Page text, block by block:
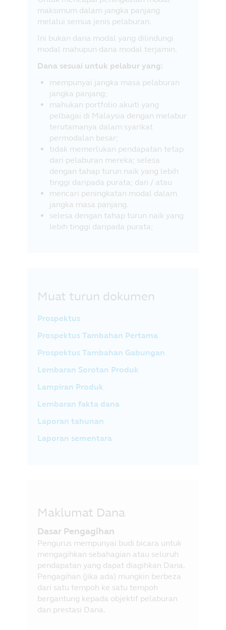
maksimum dalam jangka panjang
melalui semua jenis pelaburan.
Ini bukan dana modal yang dilindungi
modal mahupun dana modal terjamin.
Dana sesuai untuk pelabur yang:
mempunyai jangka masa pelaburan
jangka panjang;
mahukan portfolio akuiti yang
pelbagai di Malaysia dengan melabur
terutamanya dalam syarikat
permodalan besar;
tidak memerlukan pendapatan tetap
dari pelaburan mereka; selesa
dengan tahap turun naik yang lebih
tinggi daripada purata; dan / atau
mencari peningkatan modal dalam
jangka masa panjang.
selesa dengan tahap turun naik yang
lebih tinggi daripada purata;
Muat turun dokumen
Prospektus
Prospektus Tambahan Pertama
Prospektus Tambahan Gabungan
Lembaran Sorotan Produk
Lampiran Produk
Lembaran fakta dana
Laporan tahunan
Laporan sementara
Maklumat Dana
Dasar Pengagihan
Pengurus mempunyai budi bicara untuk
mengagihkan sebahagian atau seluruh
pendapatan yang dapat diagihkan Dana.
Pengagihan (jika ada) mungkin berbeza
dari satu tempoh ke satu tempoh
bergantung kepada objektif pelaburan
dan prestasi Dana.